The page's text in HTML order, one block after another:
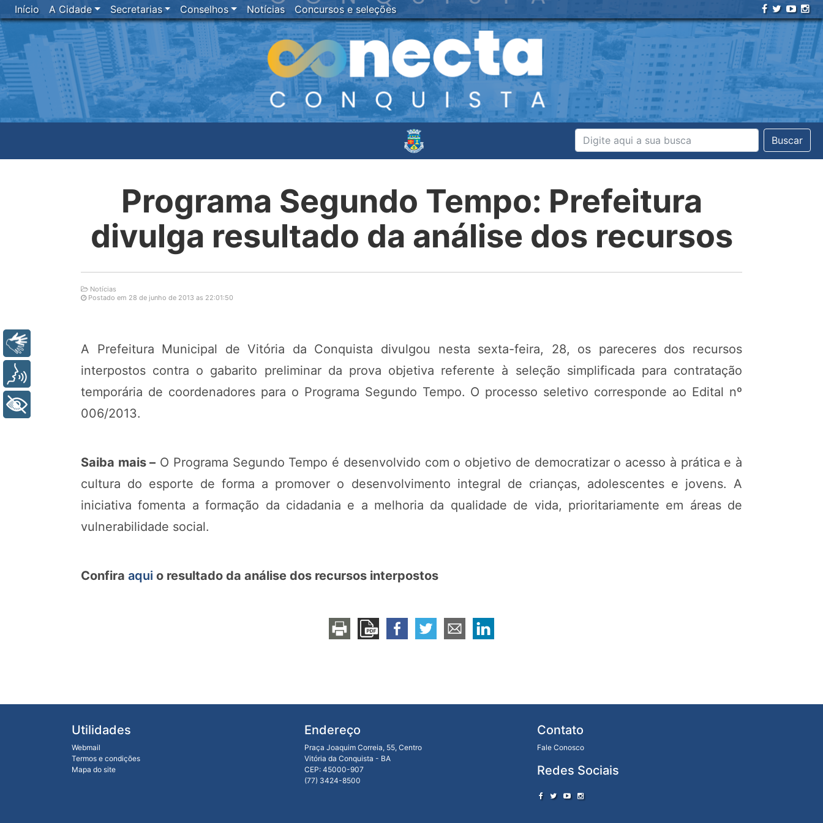
Início A Cidade Secretarias Conselhos Notícias Concursos e seleções
Buscar
Programa Segundo Tempo: Prefeitura
divulga resultado da análise dos recursos
Notícias
Postado em 28 de junho de 2013 as 22:01:50
A Prefeitura Municipal de Vitória da Conquista divulgou nesta sexta-feira, 28, os pareceres dos recursos
interpostos contra o gabarito preliminar da prova objetiva referente à seleção simplificada para contratação
temporária de coordenadores para o Programa Segundo Tempo. O processo seletivo corresponde ao Edital nº
006/2013.
Saiba mais – O Programa Segundo Tempo é desenvolvido com o objetivo de democratizar o acesso à prática e à
cultura do esporte de forma a promover o desenvolvimento integral de crianças, adolescentes e jovens. A
iniciativa fomenta a formação da cidadania e a melhoria da qualidade de vida, prioritariamente em áreas de
vulnerabilidade social.
Confira aqui o resultado da análise dos recursos interpostos
Utilidades
Webmail
Termos e condições
Mapa do site
Endereço
Praça Joaquim Correia, 55, Centro
Vitória da Conquista - BA
CEP: 45000-907
(77) 3424-8500
Contato
Fale Conosco
Redes Sociais
+ Acessibilidade